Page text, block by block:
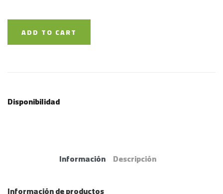
ADD TO CART
Disponibilidad
Información Descripción
Información de productos